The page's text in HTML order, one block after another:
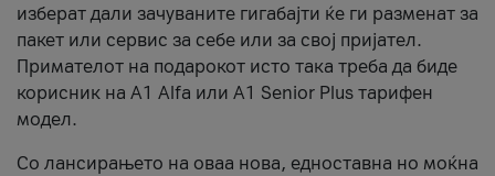
изберат дали зачуваните гигабајти ќе ги разменат за
пакет или сервис за себе или за свој пријател.
Примателот на подарокот исто така треба да биде
корисник на А1 Alfa или A1 Senior Plus тарифен
модел.
Со лансирањето на оваа нова, едноставна но моќна